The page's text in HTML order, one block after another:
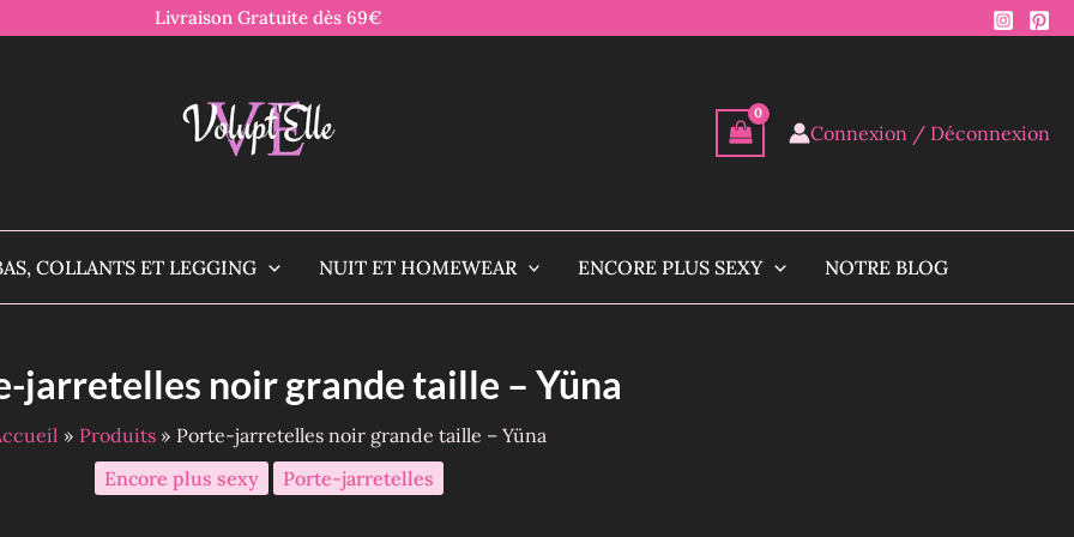
Livraison Gratuite dès 69€
Connexion / Déconnexion
COLLANTS ET LEGGING NUIT ET HOMEWEAR ENCORE PLUS SEXY NOTRE BLOG
jarretelles noir grande taille – Yüna
Produits
Porte-jarretelles noir grande taille – Yüna
Encore plus sexy
Porte-jarretelles